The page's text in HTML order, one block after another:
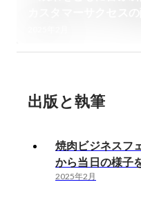
出版と執筆
焼肉ビジネスフ
から当日の様子
2025年2月